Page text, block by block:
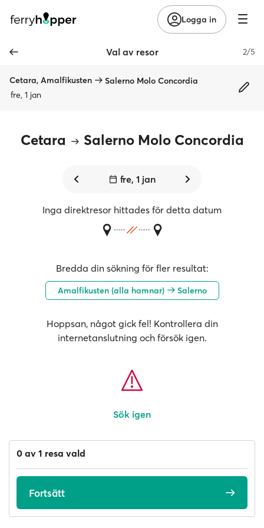
Logga in
Val av resor 2/5
Cetara, Amalfikusten
Salerno Molo Concordia
fre, 1 jan
Cetara Salerno Molo Concordia
fre, 1 jan
Inga direktresor hittades för detta datum
Bredda din sökning för fler resultat:
Amalfikusten (alla hamnar) Salerno
Hoppsan, något gick fel! Kontrollera din
internetanslutning och försök igen.
Sök igen
0 av 1 resa vald
Fortsätt